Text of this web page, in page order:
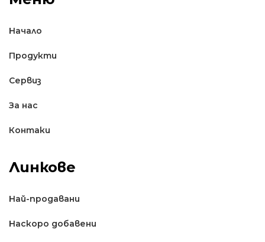
Начало
Продукти
Сервиз
За нас
Контаки
Линкове
Най-продавани
Наскоро добавени